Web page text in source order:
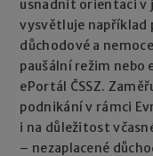
usnadnit orientaci v
vysvětluje například
důchodové a
paušální režim nebo
ePortál ČSSZ.
podnikání v rámci
i na důležitost
– nezaplacené